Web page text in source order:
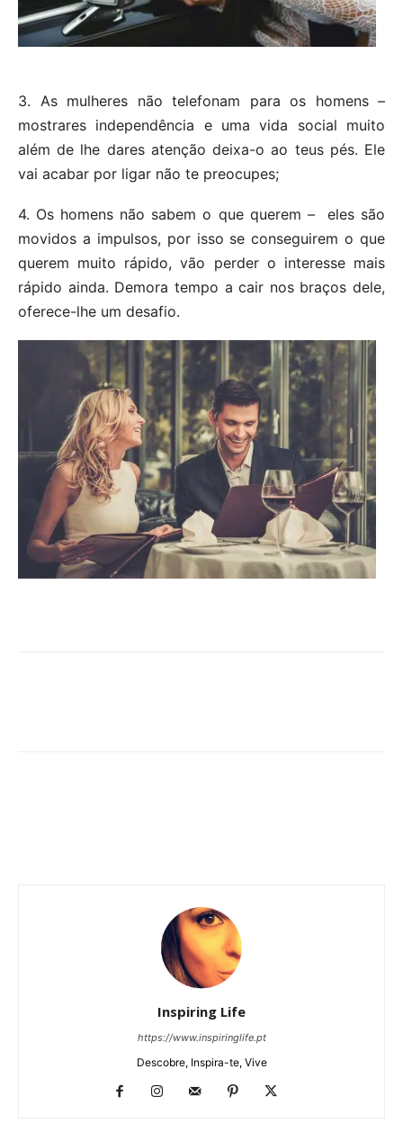
3. As mulheres não telefonam para os homens –
mostrares independência e uma vida social muito
além de lhe dares atenção deixa-o ao teus pés. Ele
vai acabar por ligar não te preocupes;
4. Os homens não sabem o que querem – eles são
movidos a impulsos, por isso se conseguirem o que
querem muito rápido, vão perder o interesse mais
rápido ainda. Demora tempo a cair nos braços dele,
oferece-lhe um desafio.
Inspiring Life
https://www.inspiringlife.pt
Descobre, Inspira-te, Vive